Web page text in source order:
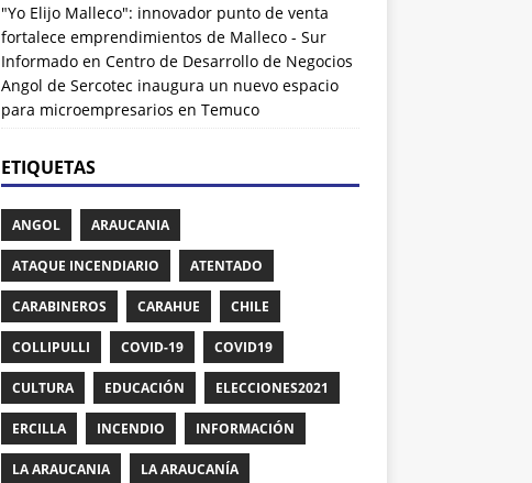
"Yo Elijo Malleco": innovador punto de venta
fortalece emprendimientos de Malleco - Sur
Informadoen Centro de Desarrollo de Negocios
Angol de Sercotec inaugura un nuevo espacio
para microempresarios en Temuco
ETIQUETAS
ANGOL ARAUCANIA
ATAQUE INCENDIARIO ATENTADO
CARABINEROS CARAHUE CHILE
COLLIPULLI COVID-19 COVID19
CULTURA EDUCACIÓN ELECCIONES2021
ERCILLA INCENDIO INFORMACIÓN
LA ARAUCANIA LA ARAUCANÍA